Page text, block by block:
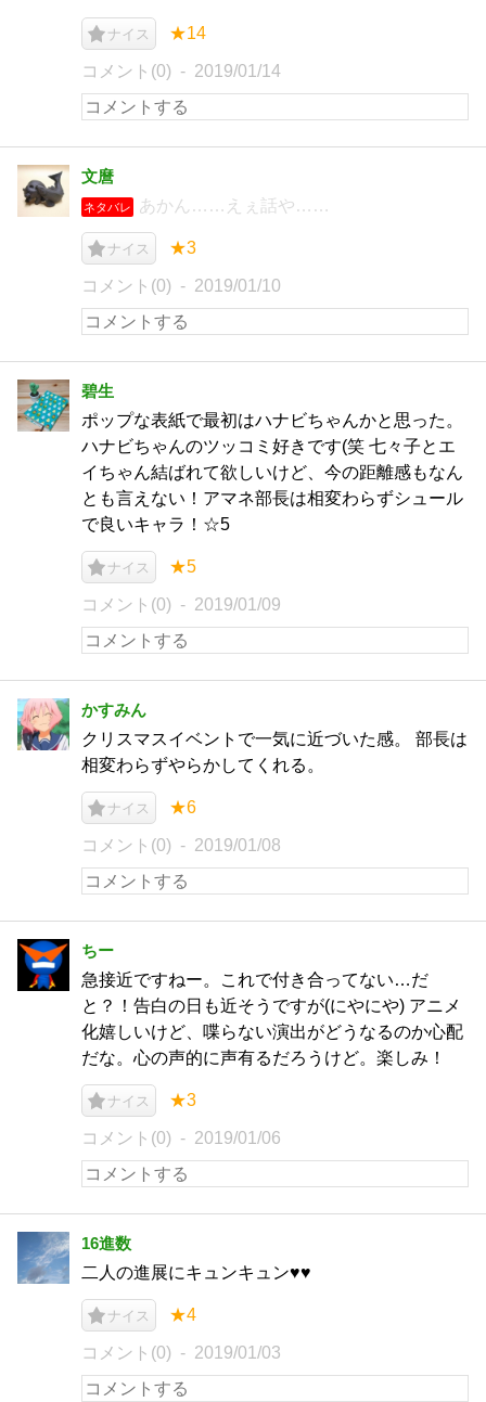
ナイス ★14
コメント(0) 2019/01/14
文麿
ネタバレ あかん……えぇ話や……
ナイス ★3
コメント(0) 2019/01/10
碧生
ポップな表紙で最初はハナビちゃんかと思った。
ハナビちゃんのツッコミ好きです(笑 七々子とエ
イちゃん結ばれて欲しいけど、今の距離感もなん
とも言えない！アマネ部長は相変わらずシュール
で良いキャラ！☆5
ナイス ★5
コメント(0) 2019/01/09
かすみん
クリスマスイベントで一気に近づいた感。 部長は
相変わらずやらかしてくれる。
ナイス ★6
コメント(0) 2019/01/08
ちー
急接近ですねー。これで付き合ってない…だ
と？！告白の日も近そうですが(にやにや) アニメ
化嬉しいけど、喋らない演出がどうなるのか心配
だな。心の声的に声有るだろうけど。楽しみ！
ナイス ★3
コメント(0) 2019/01/06
16進数
二人の進展にキュンキュン♥♥
ナイス ★4
コメント(0) 2019/01/03